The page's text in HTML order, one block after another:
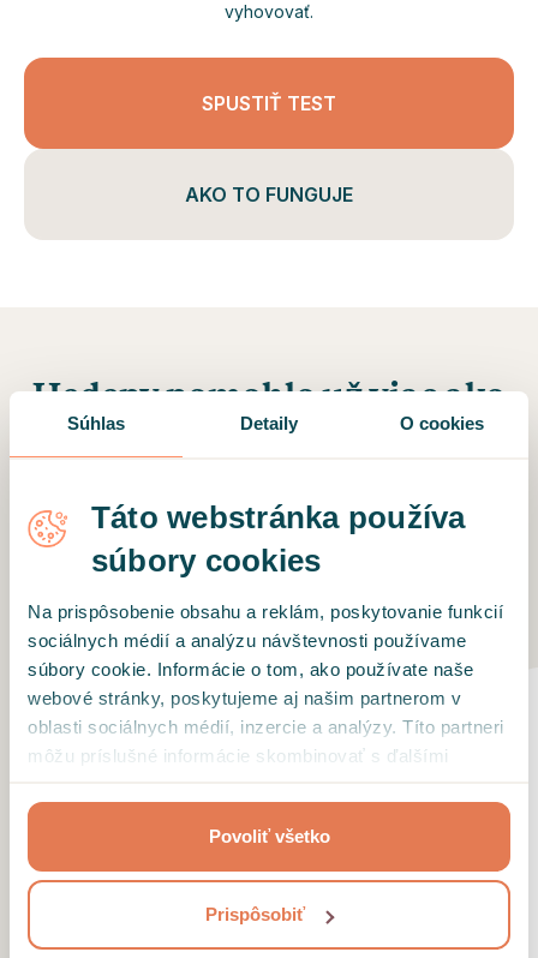
Súhlas Detaily O cookies
Táto webstránka používa
súbory cookies
Na prispôsobenie obsahu a reklám, poskytovanie funkcií
sociálnych médií a analýzu návštevnosti používame
súbory cookie. Informácie o tom, ako používate naše
webové stránky, poskytujeme aj našim partnerom v
oblasti sociálnych médií, inzercie a analýzy. Títo partneri
môžu príslušné informácie skombinovať s ďalšími
keď ste používali ich služby.
Povoliť všetko
Prispôsobiť
vyhovovať.
SPUSTIŤ TEST
AKO TO FUNGUJE
Hedepy pomohlo už viac ako
50 000 klientom nájsť
odborníka na online či
osobné sedenia
A takéto správy nám od nich chodia: